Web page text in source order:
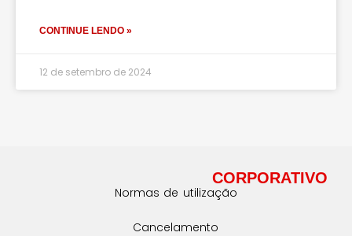
CONTINUE LENDO »
12 de setembro de 2024
CORPORATIVO
Normas de utilização
Cancelamento